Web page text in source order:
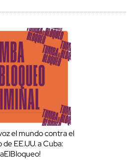
el mundo contra el
EE.UU. a Cuba: